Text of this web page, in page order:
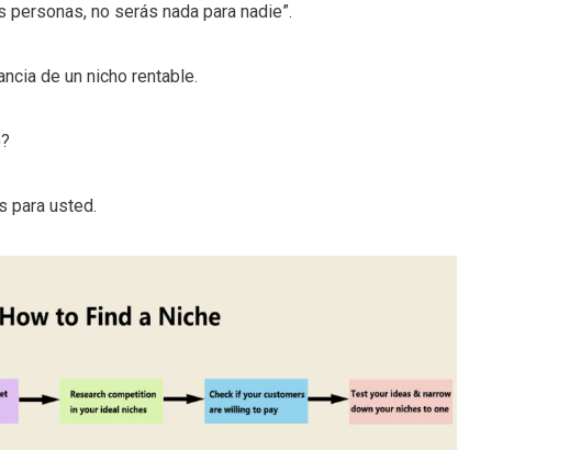
no serás nada para nadie”.
de un nicho rentable.
para usted.